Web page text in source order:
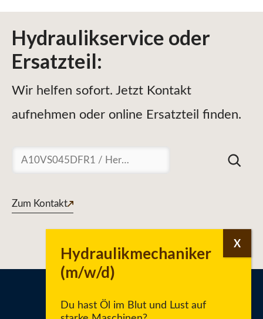
Hydraulikservice oder
Ersatzteil:
Wir helfen sofort. Jetzt Kontakt
aufnehmen oder online Ersatzteil finden.
Suchen
Zum Kontakt
Du hast Öl im Blut und Lust auf